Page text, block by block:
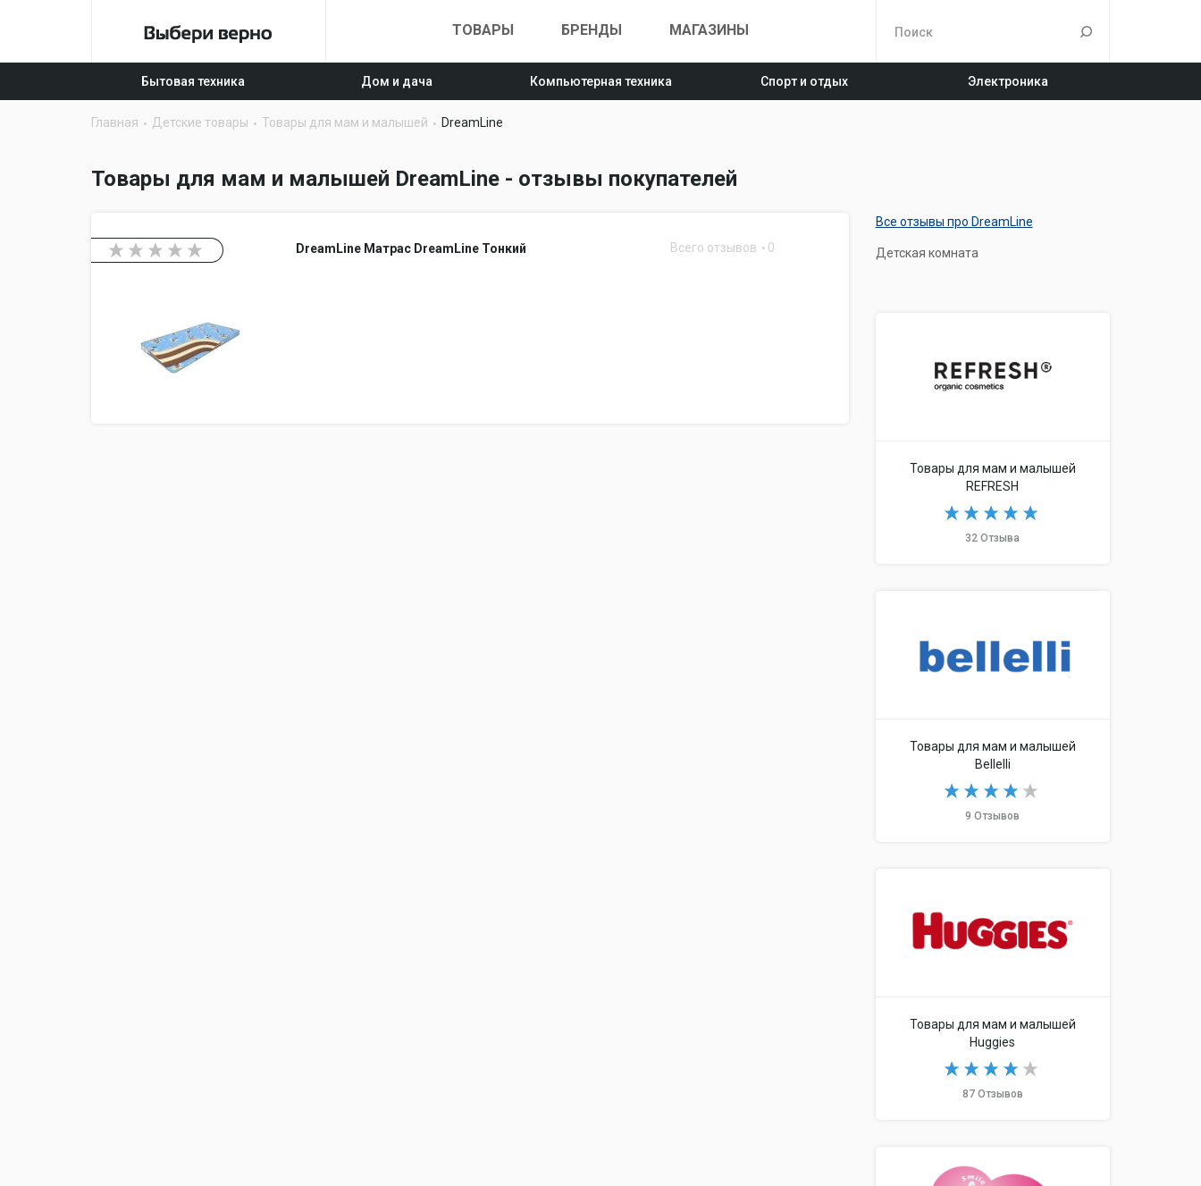
ТОВАРЫ БРЕНДЫ МАГАЗИНЫ
Бытовая техника Дом и дача Компьютерная техника Спорт и отдых Электроника
Главная Детские товары Товары для мам и малышей DreamLine
Товары для мам и малышей DreamLine - отзывы покупателей
DreamLine Матрас DreamLine Тонкий Всего отзывов 0
Все отзывы про DreamLine
Детская комната
Товары для мам и малышей
REFRESH
32 Отзыва
Товары для мам и малышей
Bellelli
9 Отзывов
Товары для мам и малышей
Huggies
87 Отзывов